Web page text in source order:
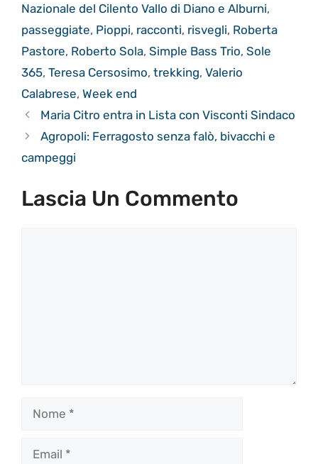
Nazionale del Cilento Vallo di Diano e Alburni,
passeggiate, Pioppi, racconti, risvegli, Roberta
Pastore, Roberto Sola, Simple Bass Trio, Sole
365, Teresa Cersosimo, trekking, Valerio
Calabrese, Week end
Maria Citro entra in Lista con Visconti Sindaco
Agropoli: Ferragosto senza falò, bivacchi e
campeggi
Lascia Un Commento